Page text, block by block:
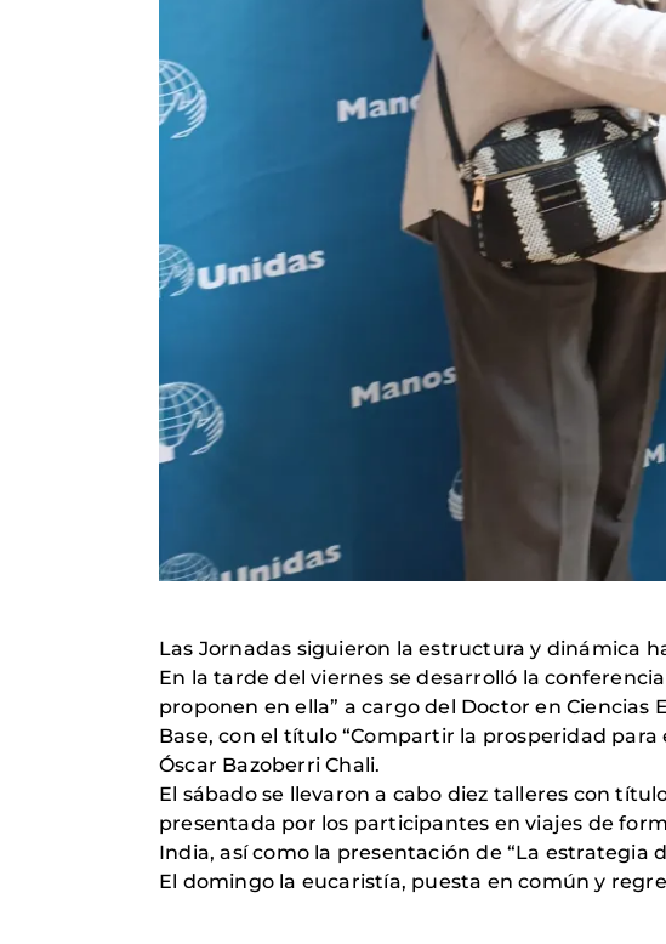
Las Jornadas siguieron la estructura y dinámica
En la tarde del viernes se desarrolló la
proponen en ella” a cargo del Doctor en
Base, con el título “Compartir la prosperidad
Óscar Bazoberri Chali.
El sábado se llevaron a cabo diez talleres con
presentada por los participantes en viajes de
India, así como la presentación de “La estrategia
El domingo la eucaristía, puesta en común y